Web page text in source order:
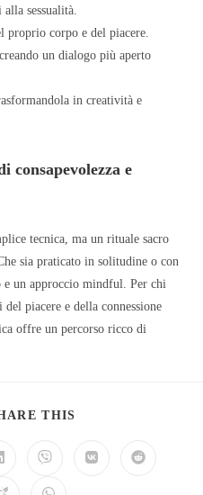
sessualità.
proprio corpo e del piacere.
un dialogo più aperto
in creatività e
consapevolezza e
tecnica, ma un rituale sacro
sia praticato in solitudine o con
e un approccio mindful. Per chi
piacere e della connessione
offre un percorso ricco di
THIS